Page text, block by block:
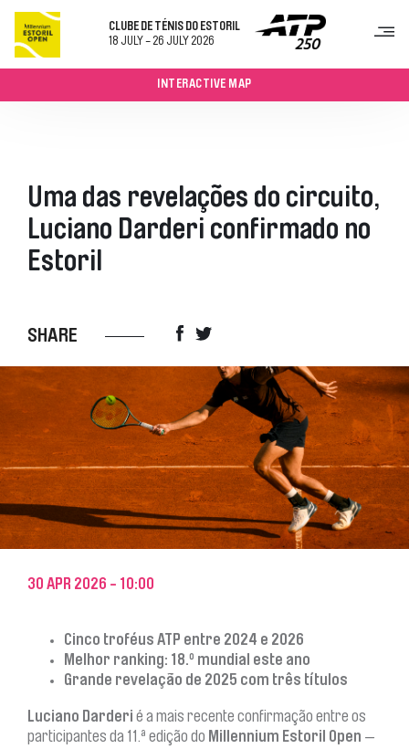
CLUBE DE TÉNIS DO ESTORIL
18 JULY - 26 JULY 2026
INTERACTIVE MAP
SOBRE
PROGRAMA SEMANAL
QUADROS
JOGOS E RESULTADOS
VISITAR
RESTAURAÇÃO
MAPA DO RECINTO
CONTACTOS
VISIT CASCAIS
MEDIA
NEWSLETTER
NOTÍCIAS
Uma das revelações do circuito,
Luciano Darderi confirmado no
Estoril
SHARE
30 APR 2026 - 10:00
Cinco troféus ATP entre 2024 e 2026
Melhor ranking: 18.º mundial este ano
Grande revelação de 2025 com três títulos
Luciano Darderi é a mais recente confirmação entre os
participantes da 11.ª edição do Millennium Estoril Open —